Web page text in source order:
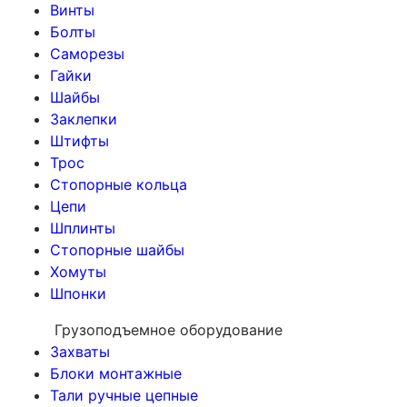
Винты
Болты
Саморезы
Гайки
Шайбы
Заклепки
Штифты
Трос
Стопорные кольца
Цепи
Шплинты
Стопорные шайбы
Хомуты
Шпонки
Грузоподъемное оборудование
Захваты
Блоки монтажные
Тали ручные цепные